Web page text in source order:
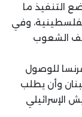
التنفيذ ما
وفي
الشعوب
للوصول
وأن يطلب
الإسرائيلي